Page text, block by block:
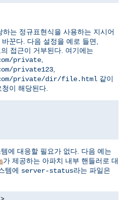
하는 정규표현식을 사용하는 지시어
꾼다. 다음 설정을 예로 들면,
접근이 거부된다. 여기에는
private
private123
private/dir/file.html 같이
이 해당된다.
에 대응할 필요가 없다. 다음 예는
가 제공하는 아파치 내부 핸들러로 대
템에 server-status라는 파일은